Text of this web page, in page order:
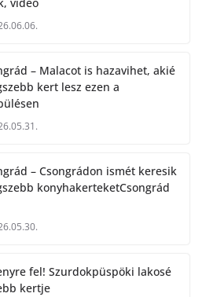
– Malacot is hazavihet, akié
kert lesz ezen a
– Csongrádon ismét keresik
konyhakerteketCsongrád
fel! Szurdokpüspöki lakosé
kertje